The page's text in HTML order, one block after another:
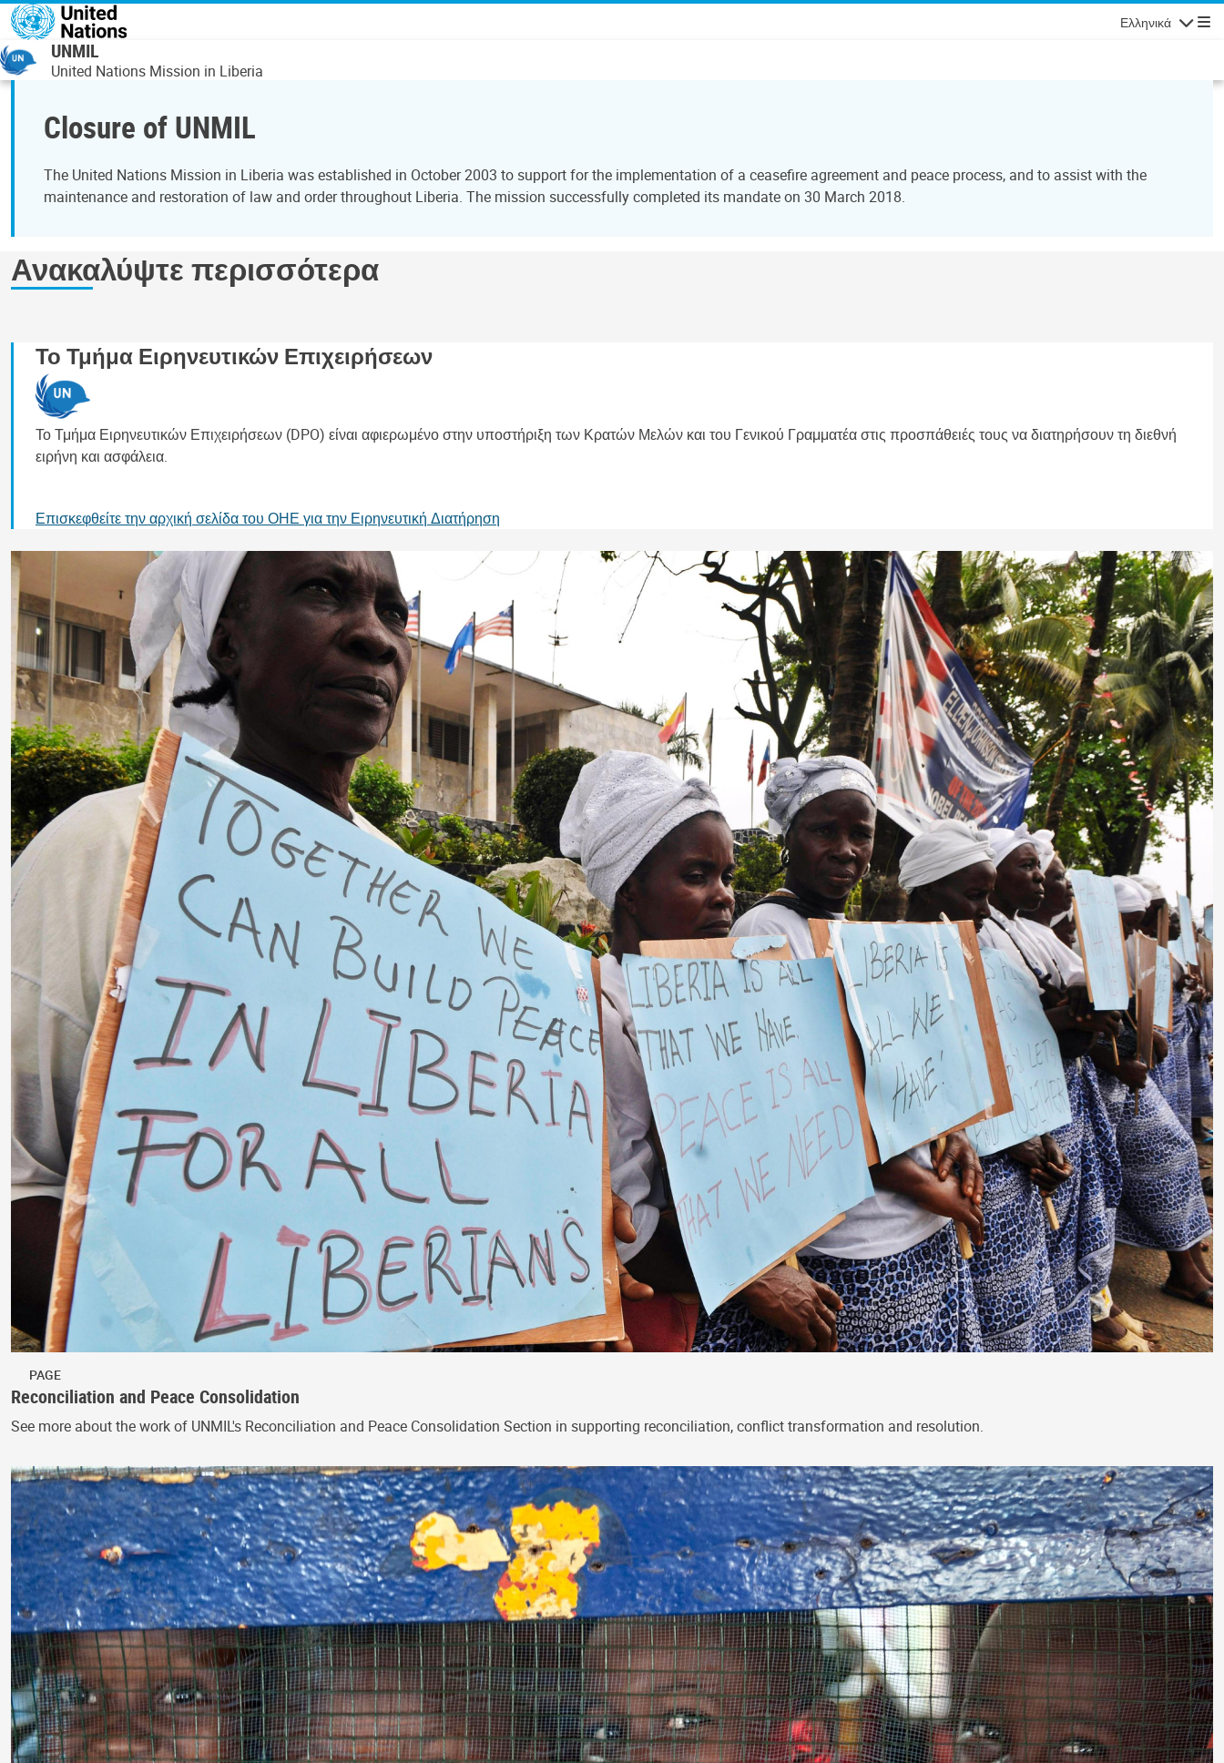
Παράκαμψη προς το κυρίως περιεχόμενο
Ελληνικά
UNMIL
United Nations Mission in Liberia
Closure of UNMIL
The United Nations Mission in Liberia was established in October 2003 to support for the implementation of a ceasefire agreement and peace process, and to assist with the
maintenance and restoration of law and order throughout Liberia. The mission successfully completed its mandate on 30 March 2018.
Ανακαλύψτε περισσότερα
Το Τμήμα Ειρηνευτικών Επιχειρήσεων
Το Τμήμα Ειρηνευτικών Επιχειρήσεων (DPO) είναι αφιερωμένο στην υποστήριξη των Κρατών Μελών και του Γενικού Γραμματέα στις προσπάθειές τους να διατηρήσουν τη διεθνή
ειρήνη και ασφάλεια.
Επισκεφθείτε την αρχική σελίδα του ΟΗΕ για την Ειρηνευτική Διατήρηση
PAGE
Reconciliation and Peace Consolidation
See more about the work of UNMIL's Reconciliation and Peace Consolidation Section in supporting reconciliation, conflict transformation and resolution.